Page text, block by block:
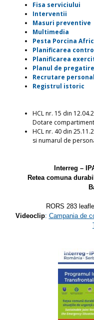
Fisa serviciului
Interventii
Masuri preventive
Multimedia
Pesta Porcina
Planificarea
Planificarea
Planul de pregatire
Recrutare personal
Registrul istoric
HCL nr. 15 din
Dotare compartiment
HCL nr. 40 din
si numarul de
Interreg –
Retea comuna
RORS 283
Videoclip: Campania de